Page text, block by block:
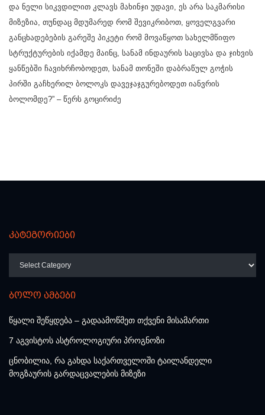
და ნელი სიკვდილით კლავს მახინჯი უდავი, ეს არა საკმარისი
მიზეზია, თუნდაც მდუმარედ რომ შევიკრიბოთ, ყოველგვარი
განცხადებების გარეშე პიკეტი რომ მოვაწყოთ სახელმწიფო
სტრუქტურების იქამდე მაინც, სანამ ინდაურის საცივსა და ჯიხვის
ყანწებში ჩავიხრჩობოდეთ, სანამ თონეში დაბრაწულ გოჭის
პირში გაჩხერილ ბოლოკს დავეჯაჯგურებოდეთ იანვრის
ბოლომდე?” – წერს გოცირიძე
კატეგორიები
ბოლო ამბები
წყალი შეწყდება – გადაამოწმეთ თქვენი მისამართი
7 აგვისტოს ასტროლოგიური პროგნოზი
ცნობილია, რა გახდა საქართველოში ტაილანდელი
მოგზაურის გარდაცვალების მიზეზი